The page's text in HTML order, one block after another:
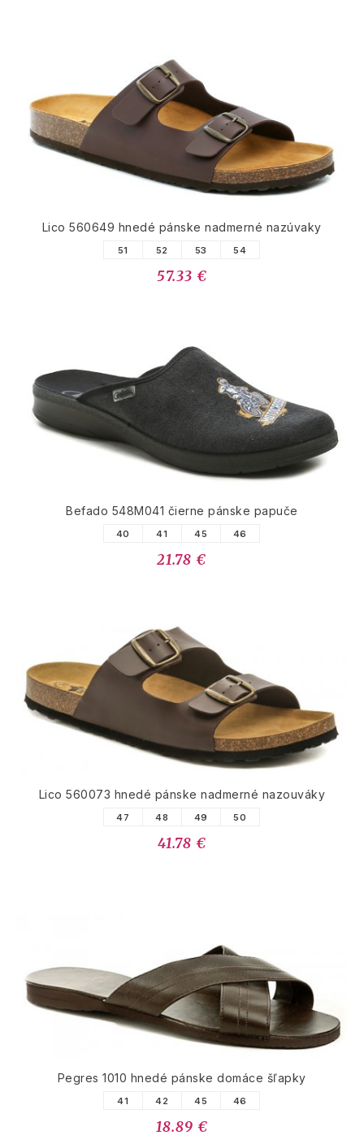
Lico 560649 hnedé pánske nadmerné nazúvaky
51 52 53 54
57.33 €
Befado 548M041 čierne pánske papuče
40 41 45 46
21.78 €
Lico 560073 hnedé pánske nadmerné nazouváky
47 48 49 50
41.78 €
Pegres 1010 hnedé pánske domáce šľapky
41 42 45 46
18.89 €